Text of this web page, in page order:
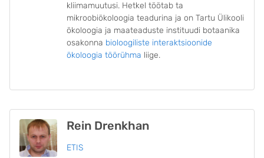
kliimamuutusi. Hetkel töötab ta
mikroobiökoloogia teadurina ja on Tartu Ülikooli
ökoloogia ja maateaduste instituudi botaanika
osakonna bioloogiliste interaktsioonide
ökoloogia töörühma liige.
Rein Drenkhan
ETIS